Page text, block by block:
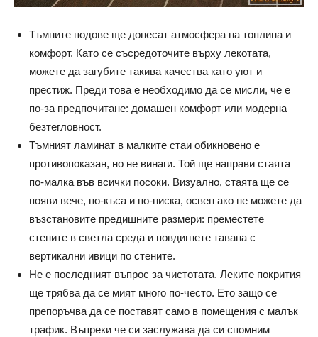
Тъмните подове ще донесат атмосфера на топлина и
комфорт. Като се съсредоточите върху лекотата,
можете да загубите такива качества като уют и
престиж. Преди това е необходимо да се мисли, че е
по-за предпочитане: домашен комфорт или модерна
безтегловност.
Тъмният ламинат в малките стаи обикновено е
противопоказан, но не винаги. Той ще направи стаята
по-малка във всички посоки. Визуално, стаята ще се
появи вече, по-къса и по-ниска, освен ако не можете да
възстановите предишните размери: преместете
стените в светла среда и повдигнете тавана с
вертикални ивици по стените.
Не е последният въпрос за чистотата. Леките покрития
ще трябва да се мият много по-често. Ето защо се
препоръчва да се поставят само в помещения с малък
трафик. Въпреки че си заслужава да си спомним